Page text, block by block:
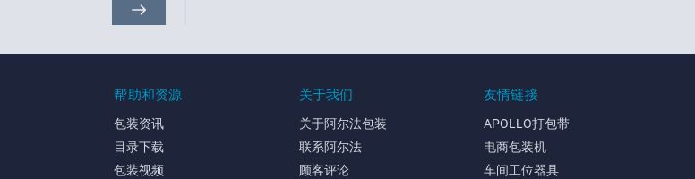
帮助和资源
包装资讯
目录下载
包装视频
关于我们
关于阿尔法包装
联系阿尔法
顾客评论
友情链接
APOLLO打包带
电商包装机
车间工位器具